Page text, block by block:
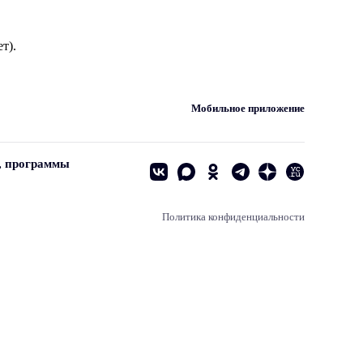
Мобильное приложение
программы
Политика конфиденциальности